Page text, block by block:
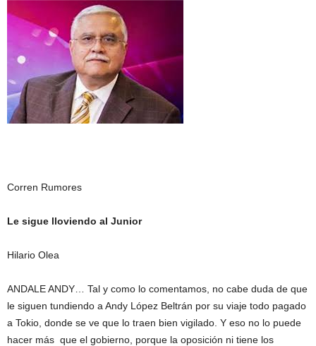
Corren Rumores
Le sigue lloviendo al Junior
Hilario Olea
ANDALE ANDY… Tal y como lo comentamos, no cabe duda de que
le siguen tundiendo a Andy López Beltrán por su viaje todo pagado
a Tokio, donde se ve que lo traen bien vigilado. Y eso no lo puede
hacer más que el gobierno, porque la oposición ni tiene los